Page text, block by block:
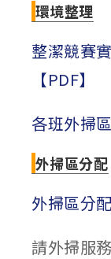
環境整理
整潔競賽
【PDF】
各班外掃
外掃區分配
外掃區分
請外掃服